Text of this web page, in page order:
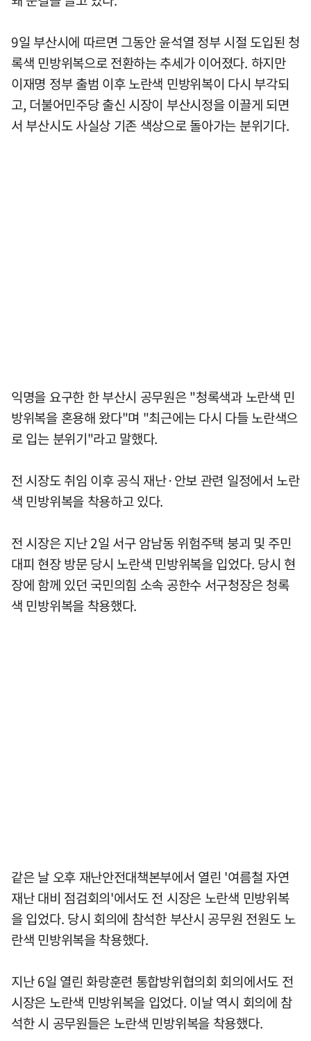
9일 부산시에 따르면 그동안 윤석열 정부 시절 도입된 청
록색 민방위복으로 전환하는 추세가 이어졌다. 하지만
이재명 정부 출범 이후 노란색 민방위복이 다시 부각되
고, 더불어민주당 출신 시장이 부산시정을 이끌게 되면
서 부산시도 사실상 기존 색상으로 돌아가는 분위기다.
익명을 요구한 한 부산시 공무원은 "청록색과 노란색 민
방위복을 혼용해 왔다"며 "최근에는 다시 다들 노란색으
로 입는 분위기"라고 말했다.
전 시장도 취임 이후 공식 재난·안보 관련 일정에서 노란
색 민방위복을 착용하고 있다.
전 시장은 지난 2일 서구 암남동 위험주택 붕괴 및 주민
대피 현장 방문 당시 노란색 민방위복을 입었다. 당시 현
장에 함께 있던 국민의힘 소속 공한수 서구청장은 청록
색 민방위복을 착용했다.
같은 날 오후 재난안전대책본부에서 열린 '여름철 자연
재난 대비 점검회의'에서도 전 시장은 노란색 민방위복
을 입었다. 당시 회의에 참석한 부산시 공무원 전원도 노
란색 민방위복을 착용했다.
지난 6일 열린 화랑훈련 통합방위협의회 회의에서도 전
시장은 노란색 민방위복을 입었다. 이날 역시 회의에 참
석한 시 공무원들은 노란색 민방위복을 착용했다.